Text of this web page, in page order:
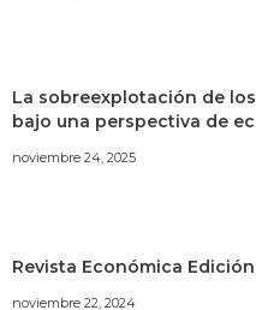
La sobreexplotación de
bajo una perspectiva de
noviembre 24, 2025
Revista Económica Edición
noviembre 22, 2024